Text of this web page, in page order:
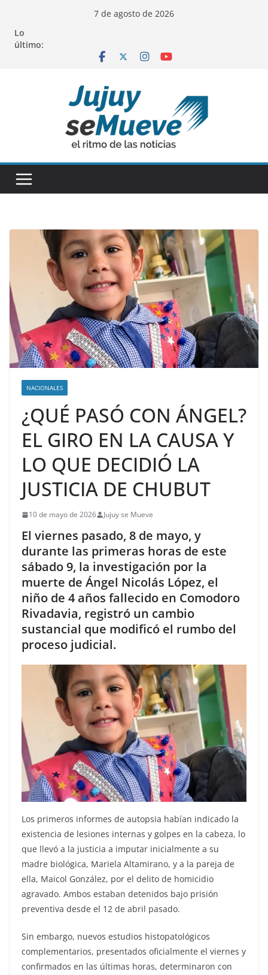
contenido
7 de agosto de 2026
Lo
último:
NACIONALES
¿QUÉ PASÓ CON ÁNGEL?
EL GIRO EN LA CAUSA Y
LO QUE DECIDIÓ LA
JUSTICIA DE CHUBUT
10 de mayo de 2026 Jujuy se Mueve
El viernes pasado, 8 de mayo, y
durante las primeras horas de este
sábado 9, la investigación por la
muerte de Ángel Nicolás López, el
niño de 4 años fallecido en Comodoro
Rivadavia, registró un cambio
sustancial que modificó el rumbo del
proceso judicial.
Los primeros informes de autopsia habían indicado la
existencia de lesiones internas y golpes en la cabeza, lo
que llevó a la justicia a imputar inicialmente a su
madre biológica, Mariela Altamirano, y a la pareja de
ella, Maicol González, por el delito de homicidio
agravado. Ambos estaban detenidos bajo prisión
preventiva desde el 12 de abril pasado.
Sin embargo, nuevos estudios histopatológicos
complementarios, presentados oficialmente el viernes y
confirmados en las últimas horas, determinaron con